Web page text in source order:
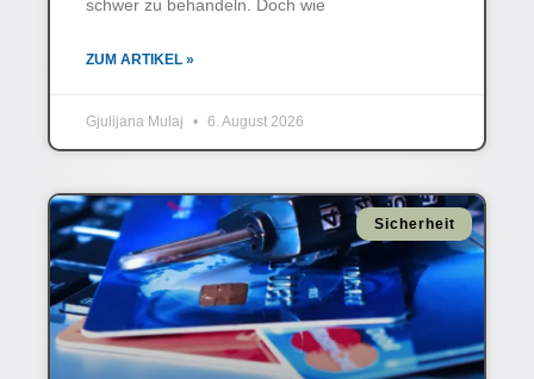
schwer zu behandeln. Doch wie
ZUM ARTIKEL »
Gjulijana Mulaj 6. August 2026
Sicherheit